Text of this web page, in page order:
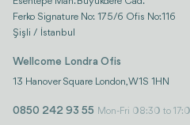
Ferko Signature No: 175/6 Ofis No:116
Şişli / İstanbul
Wellcome Londra Ofis
13 Hanover Square London, W1S 1HN
0850 242 93 55 Mon-Fri 08:30 to